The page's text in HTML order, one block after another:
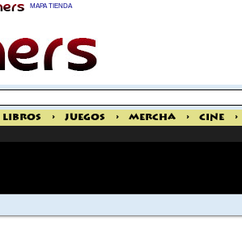
MAPA TIENDA
Libros > Juegos > Mercha > Cine
>